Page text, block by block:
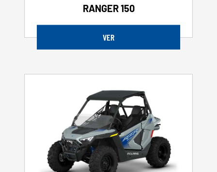
RANGER 150
VER